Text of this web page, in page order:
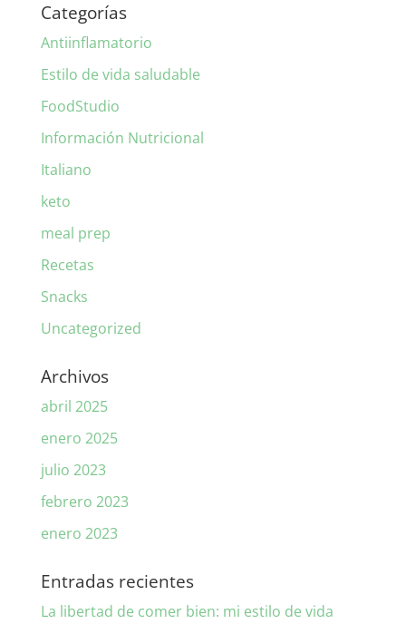
Categorías
Antiinflamatorio
Estilo de vida saludable
FoodStudio
Información Nutricional
Italiano
keto
meal prep
Recetas
Snacks
Uncategorized
Archivos
abril 2025
enero 2025
julio 2023
febrero 2023
enero 2023
Entradas recientes
La libertad de comer bien: mi estilo de vida